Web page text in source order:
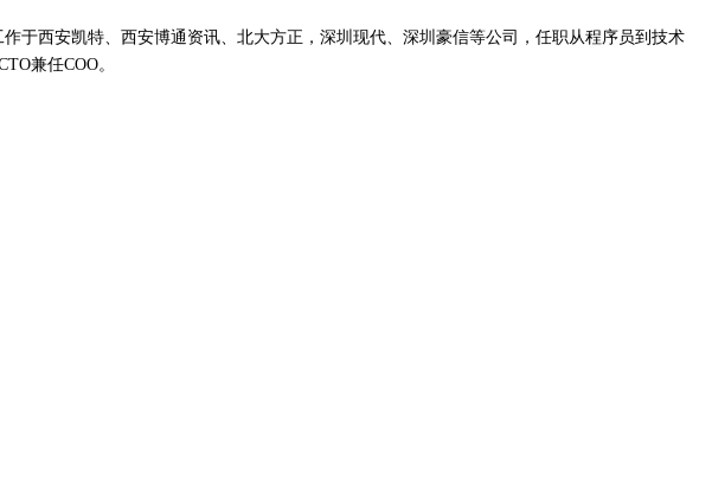
于西安凯特、西安博通资讯、北大方正，深圳现代、深圳豪信等公司，任职从程序员到技术
兼任COO。